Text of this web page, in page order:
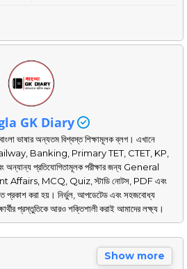
GK Diary
ভাষার অন্যতম বিশ্বস্ত শিক্ষামূলক ব্লগ। এখানে
Banking, Primary TET, CTET, KP,
প্রতিযোগিতামূলক পরীক্ষার জন্য General
MCQ, Quiz, স্টাডি নোটস, PDF এবং
প্রকাশ করা হয়। নির্ভুল, আপডেটেড এবং সহজবোধ্য
প্রস্তুতিকে আরও শক্তিশালী করাই আমাদের লক্ষ্য।
Show more